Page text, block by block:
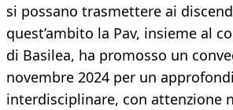
si possano trasmettere ai
quest’ambito la Pav, insieme al
di Basilea, ha promosso un
novembre 2024 per un
interdisciplinare, con attenzione